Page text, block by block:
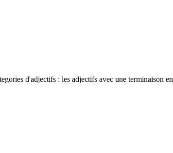
d'adjectifs : les adjectifs avec une terminaison en